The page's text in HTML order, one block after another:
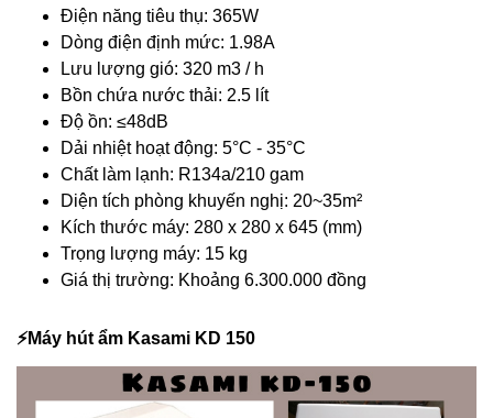
Điện năng tiêu thụ: 365W
Dòng điện định mức: 1.98A
Lưu lượng gió: 320 m3 / h
Bồn chứa nước thải: 2.5 lít
Độ ồn: ≤48dB
Dải nhiệt hoạt động: 5°C - 35°C
Chất làm lạnh: R134a/210 gam
Diện tích phòng khuyến nghị: 20~35m²
Kích thước máy: 280 x 280 x 645 (mm)
Trọng lượng máy: 15 kg
Giá thị trường: Khoảng 6.300.000 đồng
⚡️Máy hút ẩm Kasami KD 150